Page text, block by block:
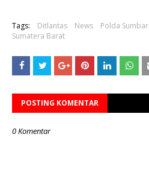
Tags: Ditlantas News Polda Sumbar
Sumatera Barat
POSTING KOMENTAR
0 Komentar